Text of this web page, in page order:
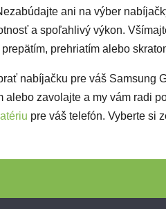
ani na výber
a spoľahlivý výkon.
prehriatím alebo
nabíjačku pre váš Samsung
alebo zavolajte a my vám radi
pre váš telefón. Vyberte si